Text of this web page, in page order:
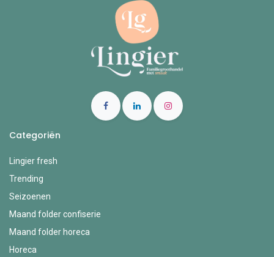
Categoriën
Lingier fresh
Trending
Seizoenen
Maand folder confiserie
Maand folder horeca
Horeca